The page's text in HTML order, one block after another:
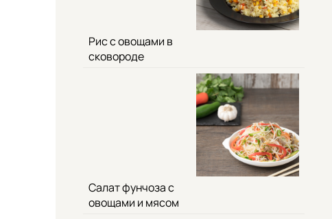
Рис с овощами в
сковороде
Салат фунчоза с
овощами и мясом